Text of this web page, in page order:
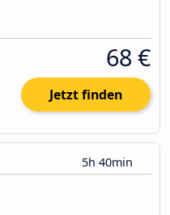
68 €
Jetzt finden
5h 40min